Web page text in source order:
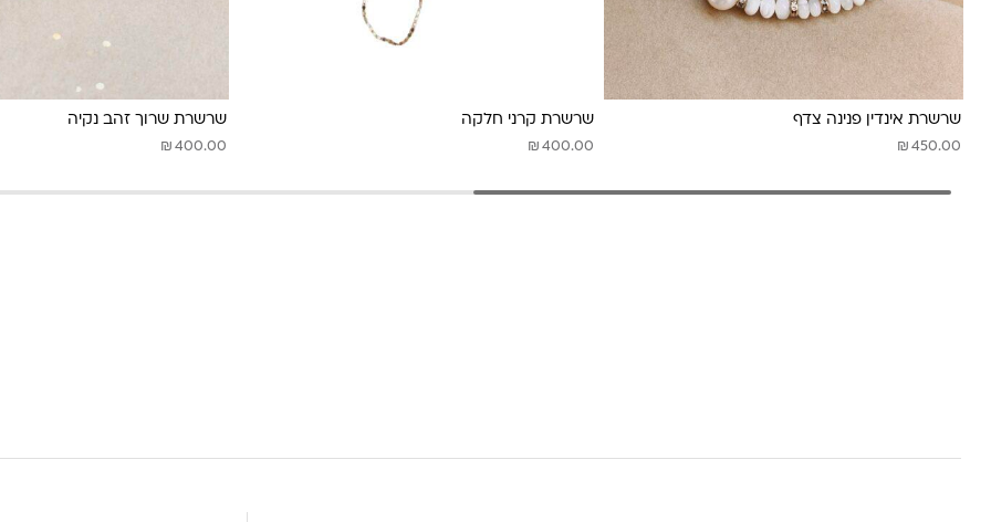
שרשרת אינדין פנינה צדף
₪ 450.00
שרשרת קרני חלקה
₪ 400.00
שרשרת שרוך זהב נקיה
₪ 400.00